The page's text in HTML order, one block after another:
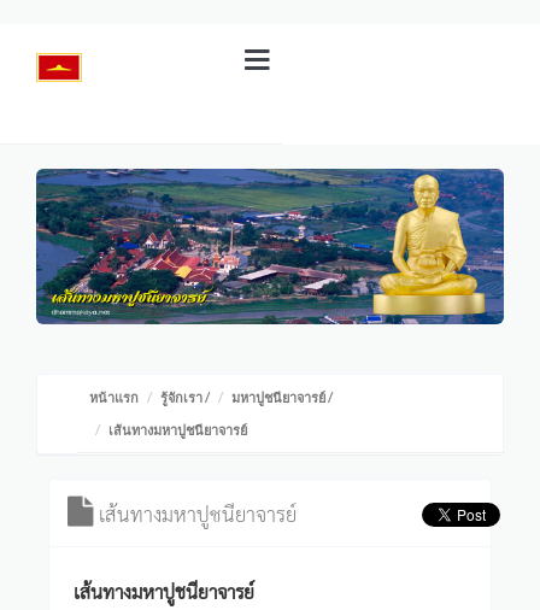
หน้าแรก รู้จักเรา/ มหาปูชนียาจารย์/
เส้นทางมหาปูชนียาจารย์
เส้นทางมหาปูชนียาจารย์
เส้นทางมหาปูชนียาจารย์